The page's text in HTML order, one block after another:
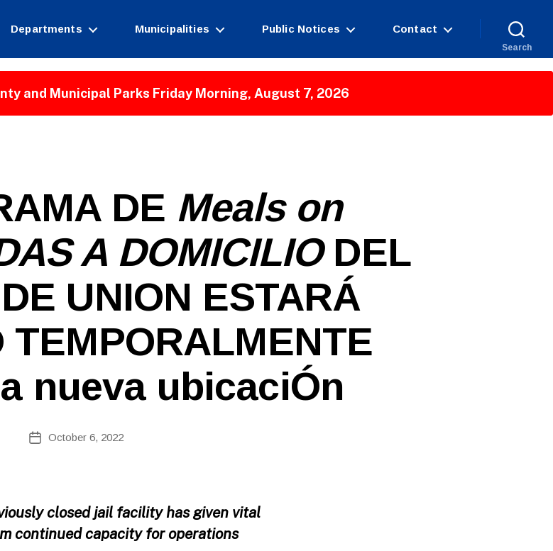
Departments Municipalities Public Notices Contact
Search
and Municipal Parks Friday Morning, August 7, 2026
DE Meals on
A DOMICILIODEL
UNION ESTARÁ
TEMPORALMENTE
nueva ubicaciÓn
author
y
b
Si
ra
r
PostOctober 6, 2022
closed jail facility has given vital
continued capacity for operations